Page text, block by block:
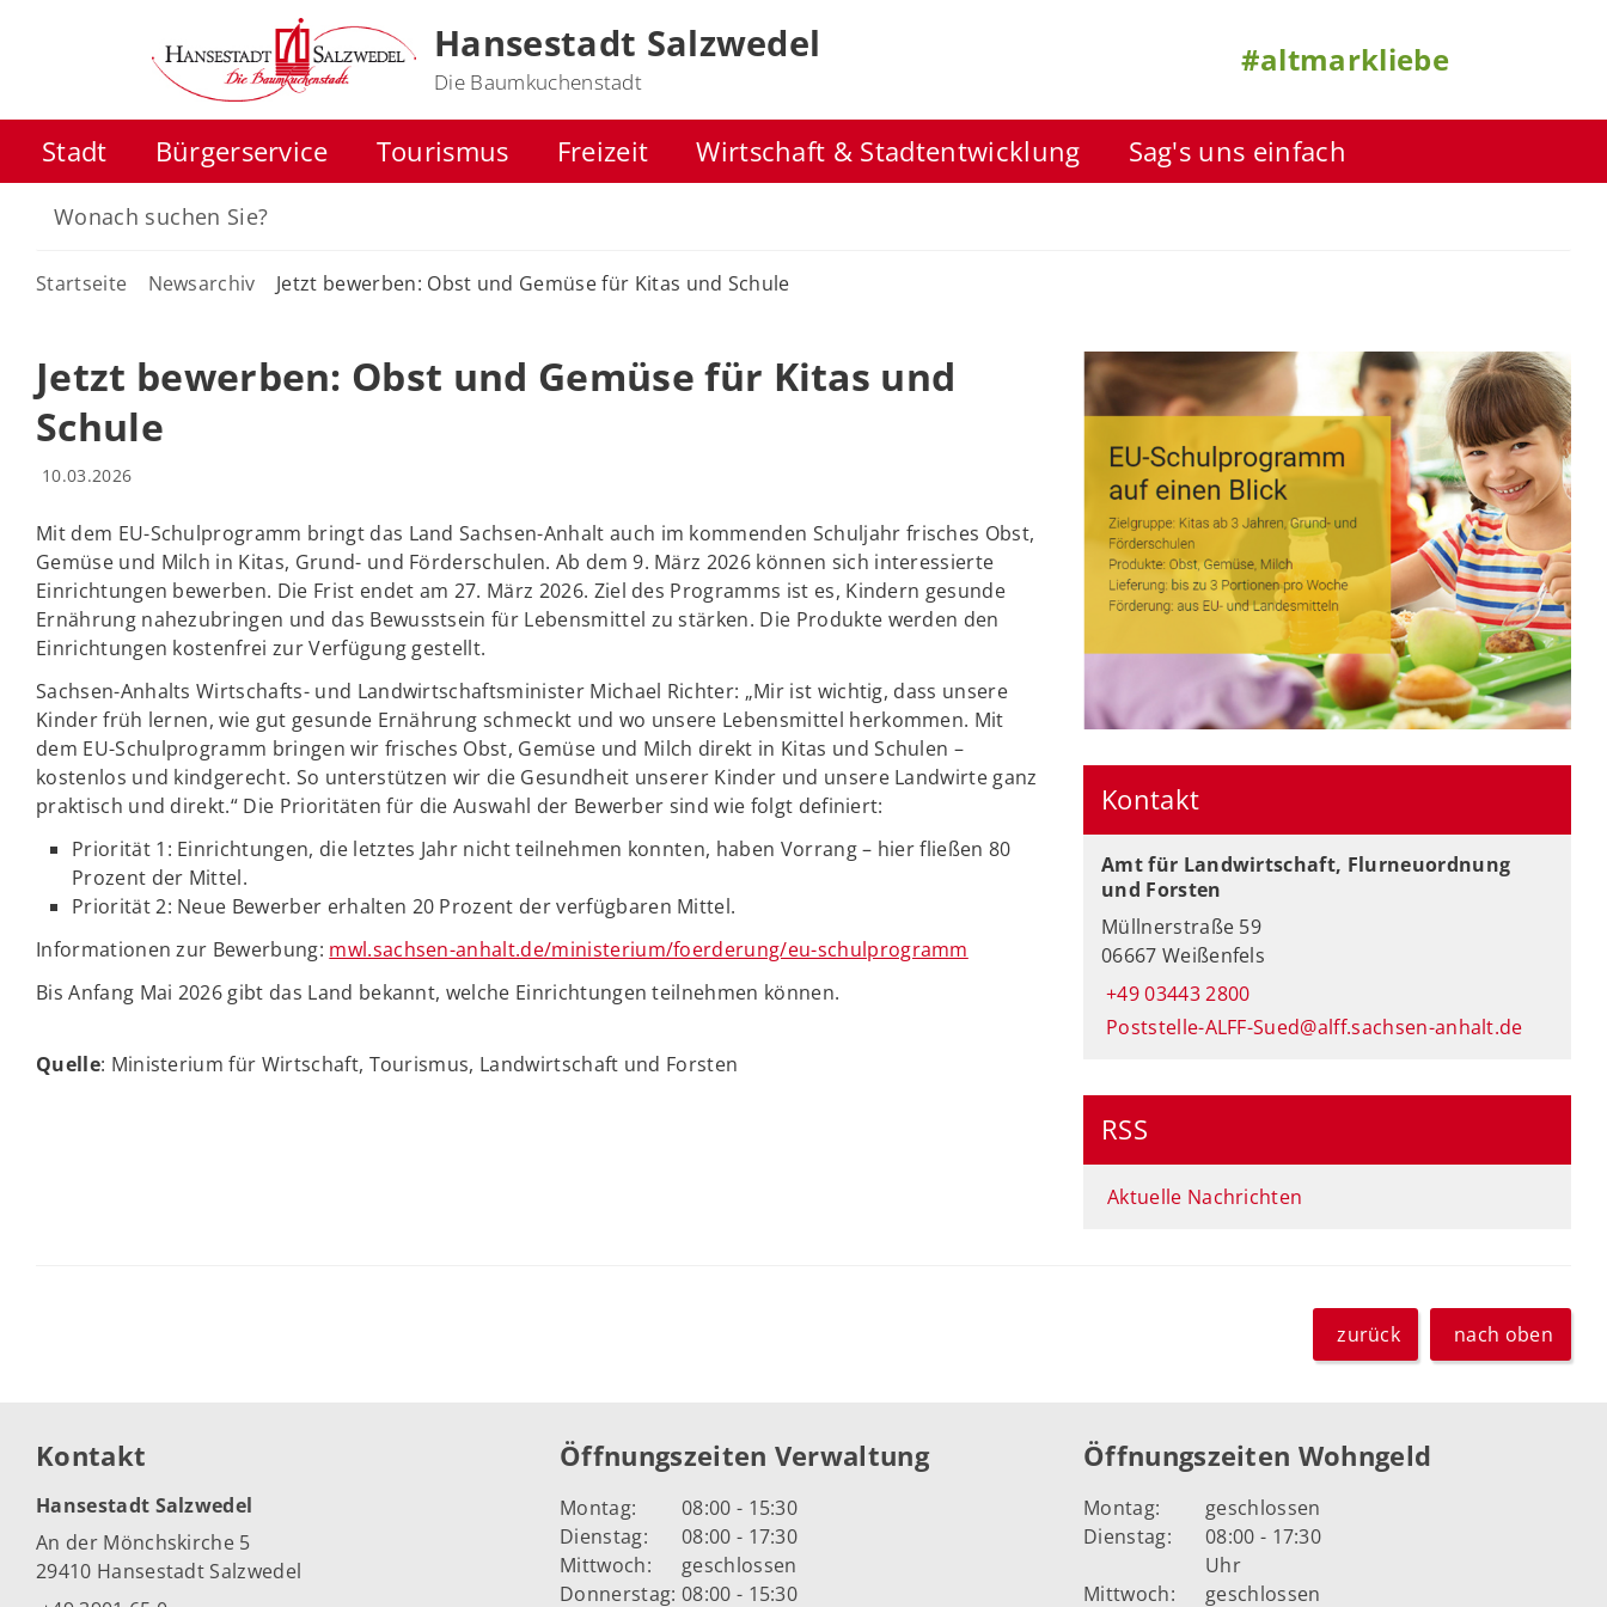
Hansestadt Salzwedel
Die Baumkuchenstadt
#altmarkliebe
Stadt Bürgerservice Tourismus Freizeit Wirtschaft & Stadtentwicklung Sag's uns einfach
Startseite Newsarchiv Jetzt bewerben: Obst und Gemüse für Kitas und Schule
Jetzt bewerben: Obst und Gemüse für Kitas und
Schule
10.03.2026
Mit dem EU-Schulprogramm bringt das Land Sachsen-Anhalt auch im kommenden Schuljahr frisches Obst,
Gemüse und Milch in Kitas, Grund- und Förderschulen. Ab dem 9. März 2026 können sich interessierte
Einrichtungen bewerben. Die Frist endet am 27. März 2026. Ziel des Programms ist es, Kindern gesunde
Ernährung nahezubringen und das Bewusstsein für Lebensmittel zu stärken. Die Produkte werden den
Einrichtungen kostenfrei zur Verfügung gestellt.
Sachsen-Anhalts Wirtschafts- und Landwirtschaftsminister Michael Richter: „Mir ist wichtig, dass unsere
Kinder früh lernen, wie gut gesunde Ernährung schmeckt und wo unsere Lebensmittel herkommen. Mit
dem EU-Schulprogramm bringen wir frisches Obst, Gemüse und Milch direkt in Kitas und Schulen –
kostenlos und kindgerecht. So unterstützen wir die Gesundheit unserer Kinder und unsere Landwirte ganz
praktisch und direkt.“ Die Prioritäten für die Auswahl der Bewerber sind wie folgt definiert:
Priorität 1: Einrichtungen, die letztes Jahr nicht teilnehmen konnten, haben Vorrang – hier fließen 80
Prozent der Mittel.
Priorität 2: Neue Bewerber erhalten 20 Prozent der verfügbaren Mittel.
Informationen zur Bewerbung: mwl.sachsen-anhalt.de/ministerium/foerderung/eu-schulprogramm
Bis Anfang Mai 2026 gibt das Land bekannt, welche Einrichtungen teilnehmen können.
Quelle: Ministerium für Wirtschaft, Tourismus, Landwirtschaft und Forsten
Kontakt
Amt für Landwirtschaft, Flurneuordnung
und Forsten
Müllnerstraße 59
06667 Weißenfels
+49 03443 2800
Poststelle-ALFF-Sued@alff.sachsen-anhalt.de
RSS
Aktuelle Nachrichten
zurück nach oben
Kontakt
Hansestadt Salzwedel
An der Mönchskirche 5
29410 Hansestadt Salzwedel
Öffnungszeiten Verwaltung
Montag:
08:00 - 15:30
Dienstag:
08:00 - 17:30
Mittwoch:
geschlossen
Donnerstag: 08:00 - 15:30
Öffnungszeiten Wohngeld
Montag:
geschlossen
Dienstag:
08:00 - 17:30
Uhr
Mittwoch:
geschlossen